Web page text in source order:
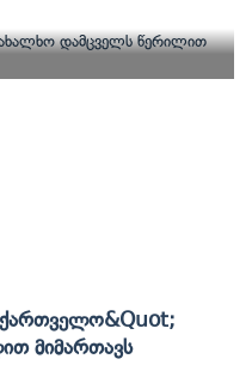
Მიმართავს